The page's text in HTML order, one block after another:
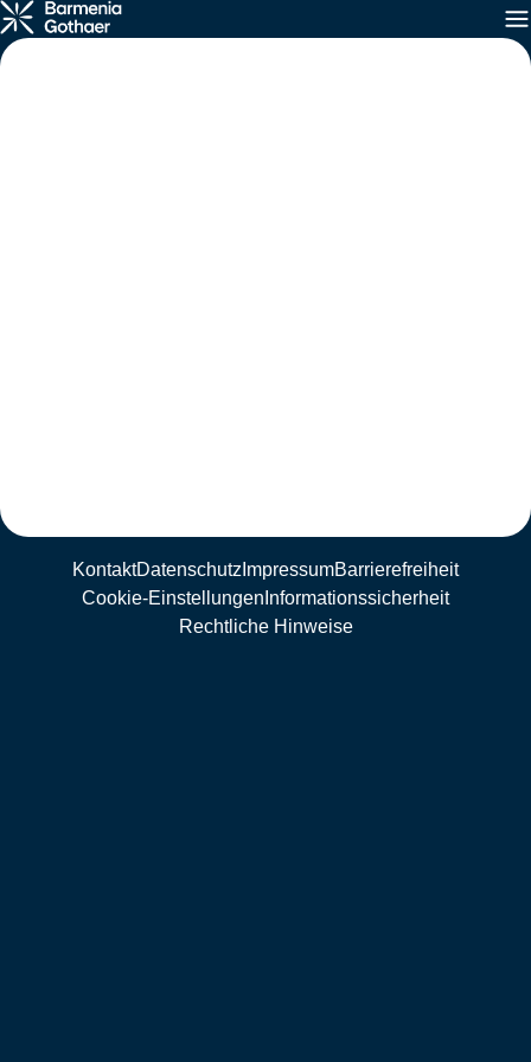
KontaktDatenschutz ImpressumBarrierefreiheit
Cookie-Einstellungen Informationssicherheit
Rechtliche Hinweise